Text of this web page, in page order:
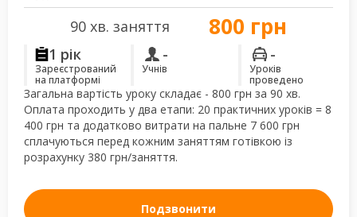
90 хв. заняття 800 грн
1 рік
Зареєстрований
на платформі
-
Учнів
-
Уроків
проведено
Загальна вартість уроку складає - 800 грн за 90 хв.
Оплата проходить у два етапи: 20 практичних уроків = 8
400 грн та додатково витрати на пальне 7 600 грн
сплачуються перед кожним заняттям готівкою із
розрахунку 380 грн/заняття.
Подзвонити